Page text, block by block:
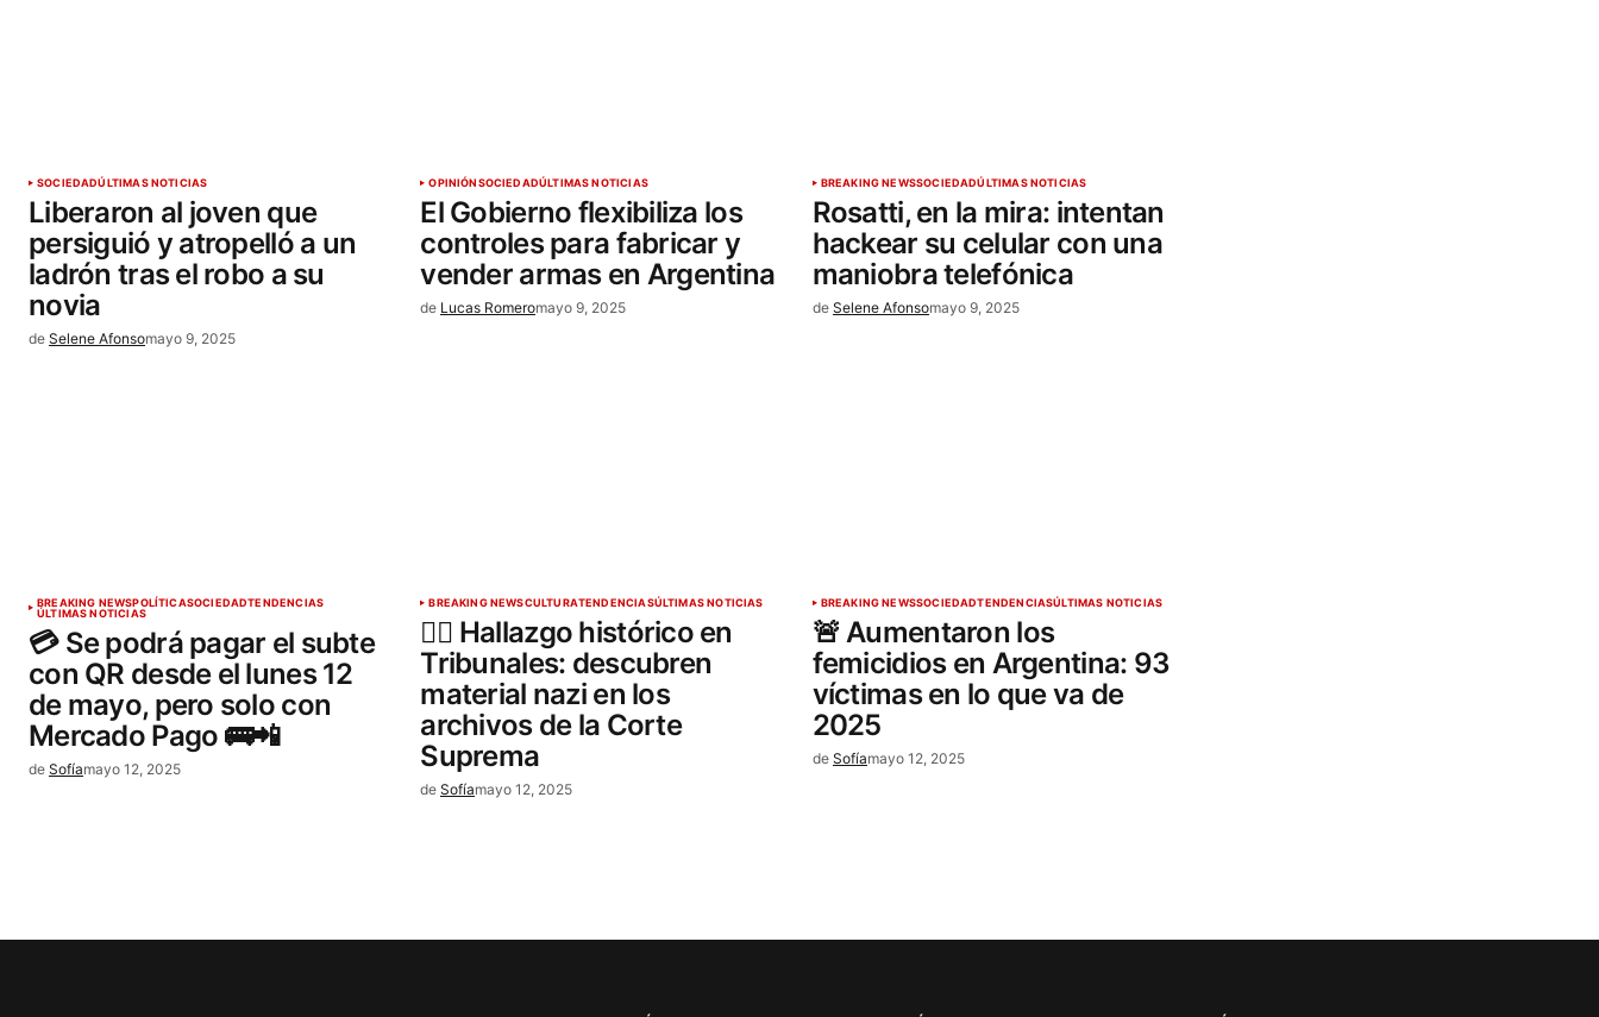
SOCIEDADÚLTIMAS NOTICIAS
Liberaron al joven que
persiguió y atropelló a un
ladrón tras el robo a su
novia
de Selene Afonsomayo 9, 2025
OPINIÓNSOCIEDADÚLTIMAS NOTICIAS
El Gobierno flexibiliza los
controles para fabricar y
vender armas en Argentina
de Lucas Romeromayo 9, 2025
BREAKING NEWSSOCIEDADÚLTIMAS NOTICIAS
Rosatti, en la mira: intentan
hackear su celular con una
maniobra telefónica
de Selene Afonsomayo 9, 2025
BREAKING NEWSPOLÍTICASOCIEDADTENDENCIAS
ÚLTIMAS NOTICIAS
💳 Se podrá pagar el subte
con QR desde el lunes 12
de mayo, pero solo con
Mercado Pago 🚌📲
de Sofíamayo 12, 2025
BREAKING NEWSCULTURATENDENCIASÚLTIMAS NOTICIAS
🕵️‍♂️ Hallazgo histórico en
Tribunales: descubren
material nazi en los
archivos de la Corte
Suprema
de Sofíamayo 12, 2025
BREAKING NEWSSOCIEDADTENDENCIASÚLTIMAS NOTICIAS
🚨 Aumentaron los
femicidios en Argentina: 93
víctimas en lo que va de
2025
de Sofíamayo 12, 2025